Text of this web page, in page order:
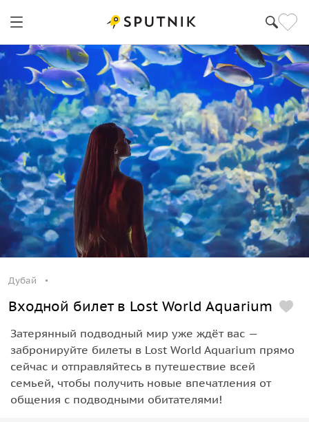
Дубай
Входной билет в Lost World Aquarium
Затерянный подводный мир уже ждёт вас —
забронируйте билеты в Lost World Aquarium прямо
сейчас и отправляйтесь в путешествие всей
семьей, чтобы получить новые впечатления от
общения с подводными обитателями!